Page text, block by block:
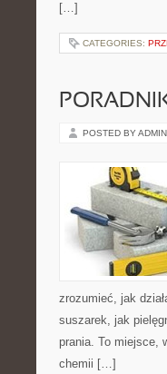
[…]
CATEGORIES:
POSTED BY ADMIN
zrozumieć, jak
suszarek, jak
prania. To miejsce,
chemii […]